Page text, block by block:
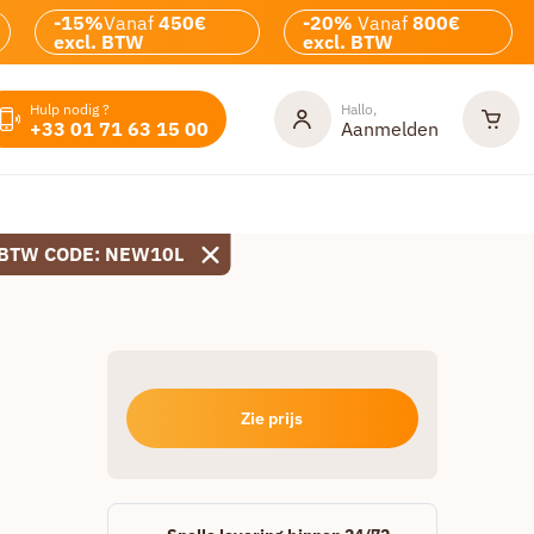
-15%Vanaf 450€
excl. BTW
-20% Vanaf 800€
excl. BTW
Hulp nodig ?
+33 01 71 63 15 00
Hallo,
Aanmelden
CODE: NEW10L
Zie prijs